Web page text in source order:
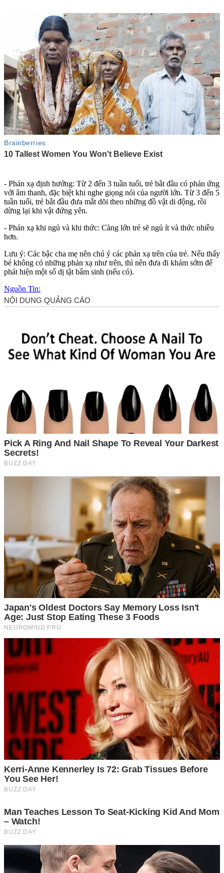
- Phản xạ định hướng: Từ 2 đến 3 tuần tuổi, trẻ bắt đầu có phản ứng
với âm thanh, đặc biệt khi nghe giọng nói của người lớn. Từ 3 đến 5
tuần tuổi, trẻ bắt đầu đưa mắt dõi theo những đồ vật di động, rồi
dừng lại khi vật đứng yên.
- Phản xạ khi ngủ và khi thức: Càng lớn trẻ sẽ ngủ ít và thức nhiều
hơn.
Lưu ý: Các bậc cha mẹ nên chú ý các phản xạ trên của trẻ. Nếu thấy
bé không có những phản xạ như trên, thì nên đưa đi khám sớm để
phát hiện một số dị tật bẩm sinh (nếu có).
Nguồn Tin: